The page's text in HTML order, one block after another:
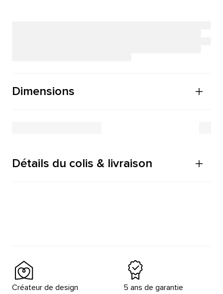
Dimensions
Détails du colis & livraison
Créateur de design
5 ans de garantie